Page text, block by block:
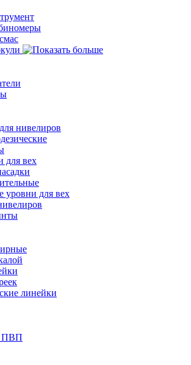
нивелиров
для вех
уровни для вех
линейки
ПВП